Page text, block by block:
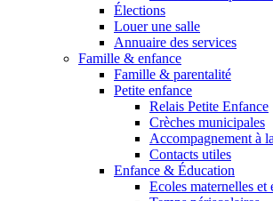
Élections
Louer une salle
Annuaire des services
Famille & enfance
Famille & parentalité
Petite enfance
Relais Petite Enfance
Crèches municipales
Accompagnement à
Contacts utiles
Enfance & Éducation
Ecoles maternelles et